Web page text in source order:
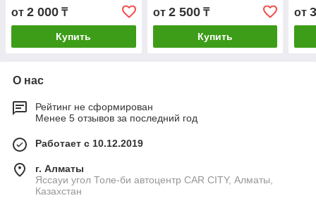
от 2 000 ₸
Купить
от 2 500₸
Купить
от
О нас
Рейтинг не сформирован
Менее 5 отзывов за последний год
Работает с 10.12.2019
г. Алматы
Яссауи угол Толе-би автоцентр CAR CITY, Алматы,
Казахстан